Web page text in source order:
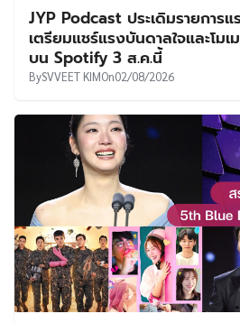
JYP Podcast ประเดิมรายการแ
เตรียมแชร์แรงบันดาลใจและโม
บน Spotify 3 ส.ค.นี้
BySVVEET KIMOn02/08/2026